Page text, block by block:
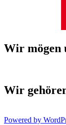
Wir mögen
Wir
Powered by